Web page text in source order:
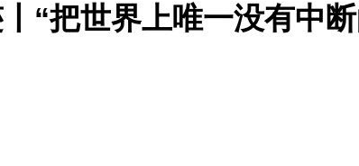
“把世界上唯一没有中